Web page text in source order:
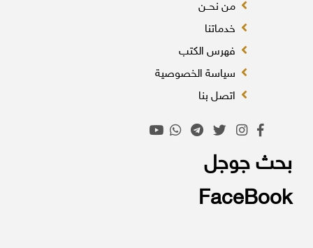
من نحــن
خدماتنا
فهرس الكتب
سياسة الخصوصية
اتصل بنا
بحث جوجل
FaceBook